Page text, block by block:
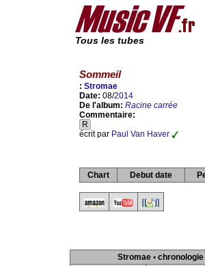
Tous les tubes
Sommeil
: Stromae
Date: 08/2014
De l'album: Racine carrée
Commentaire:
R
écrit par Paul Van Haver
Chart Debut date
Stromae •